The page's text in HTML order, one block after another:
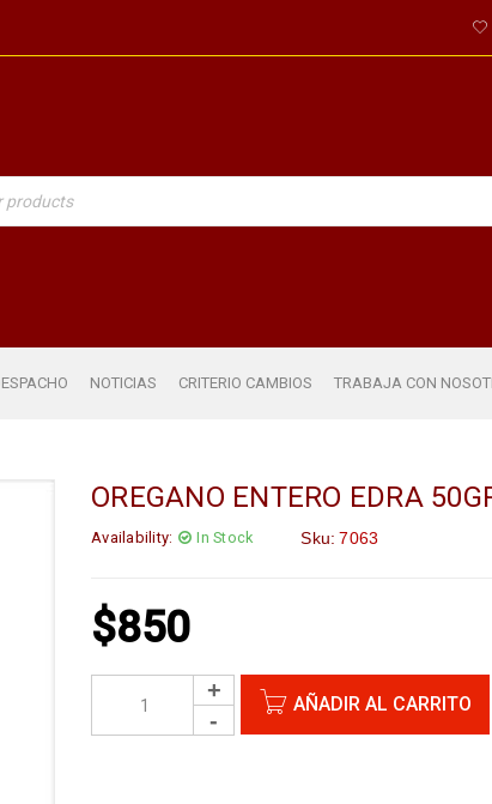
NOTICIAS CRITERIO CAMBIOS TRABAJA CON
OREGANO ENTERO EDRA
Availability: In Stock Sku: 7063
$850
AÑADIR AL CARRITO